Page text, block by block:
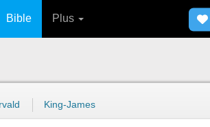
Bible Plus
King-James